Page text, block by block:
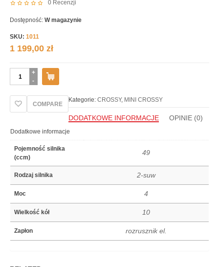
0 Recenzji
Dostępność: W magazynie
SKU: 1011
1 199,00 zł
ORION
COMPARE
Kategorie: CROSSY, MINI CROSSY
DODATKOWE INFORMACJE OPINIE (0)
Dodatkowe informacje
Pojemność silnika
(ccm)
49
Rodzaj silnika 2-suw
Moc 4
Wielkość kół 10
Zapłon rozrusznik el.